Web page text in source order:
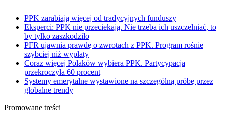
PPK zarabiają więcej od tradycyjnych funduszy
Eksperci: PPK nie przeciekają. Nie trzeba ich uszczelniać, to
by tylko zaszkodziło
PFR ujawnia prawdę o zwrotach z PPK. Program rośnie
szybciej niż wypłaty
Coraz więcej Polaków wybiera PPK. Partycypacja
przekroczyła 60 procent
Systemy emerytalne wystawione na szczególną próbę przez
globalne trendy
Promowane treści